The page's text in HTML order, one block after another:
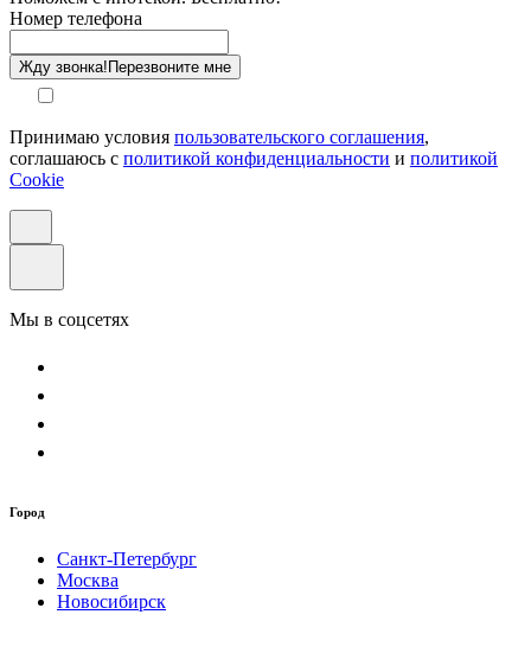
Способ оплаты
Номер телефона
Жду звонка! Перезвоните мне
Принимаю условия пользовательского соглашения,
соглашаюсь с политикой конфиденциальности и политикой
Cookie
Мы в соцсетях
Город
Санкт-Петербург
Москва
Новосибирск